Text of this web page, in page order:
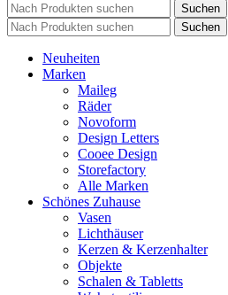
Suchen
Suchen
Neuheiten
Marken
Maileg
Räder
Novoform
Design Letters
Cooee Design
Storefactory
Alle Marken
Schönes Zuhause
Vasen
Lichthäuser
Kerzen & Kerzenhalter
Objekte
Schalen & Tabletts